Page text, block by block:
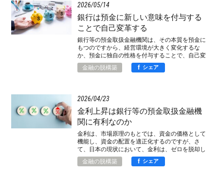
2026 05 14
銀行は預金に新しい意味を付与する
ことで自己変革する
銀行等の預金取扱金融機関は、その本質を預金に
もつのですから、経営環境が大きく変化するな
か、預金に独自の性格を付与することで、自己変
革できるはずです。
金融の脱構築 f シェア
2026 04 23
金利上昇は銀行等の預金取扱金融機
関に有利なのか
金利は、市場原理のもとでは、資金の価格として
機能し、資金の配置を適正化するのですが、さ
て、日本の現状において、金利は、ゼロを脱却し
たことで、その本来の機能を回復したのか。
金融の脱構築 f シェア